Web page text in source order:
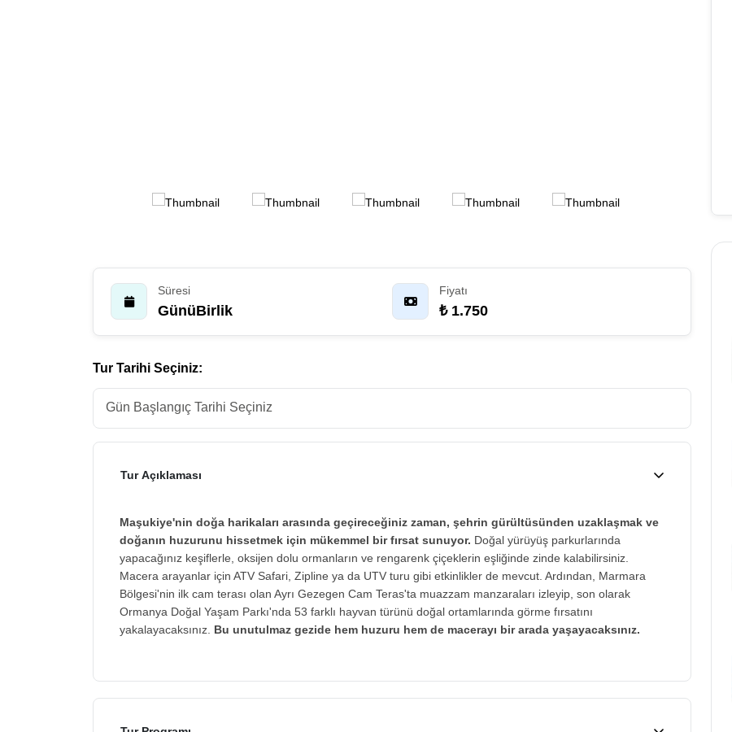
Süresi
GünüBirlik
Fiyatı
₺ 1.750
Tur Tarihi Seçiniz:
Tur Açıklaması
Maşukiye'nin doğa harikaları arasında geçireceğiniz zaman, şehrin gürültüsünden uzaklaşmak ve
doğanın huzurunu hissetmek için mükemmel bir fırsat sunuyor. Doğal yürüyüş parkurlarında
yapacağınız keşiflerle, oksijen dolu ormanların ve rengarenk çiçeklerin eşliğinde zinde kalabilirsiniz.
Macera arayanlar için ATV Safari, Zipline ya da UTV turu gibi etkinlikler de mevcut. Ardından, Marmara
Bölgesi'nin ilk cam terası olan Ayrı Gezegen Cam Teras'ta muazzam manzaraları izleyip, son olarak
Ormanya Doğal Yaşam Parkı'nda 53 farklı hayvan türünü doğal ortamlarında görme fırsatını
yakalayacaksınız. Bu unutulmaz gezide hem huzuru hem de macerayı bir arada yaşayacaksınız.